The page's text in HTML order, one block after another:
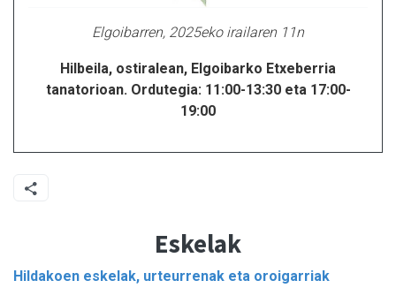
Elgoibarren, 2025eko irailaren 11n
Hilbeila, ostiralean, Elgoibarko Etxeberria
tanatorioan. Ordutegia: 11:00-13:30 eta 17:00-
19:00
Eskelak
Hildakoen eskelak, urteurrenak eta oroigarriak